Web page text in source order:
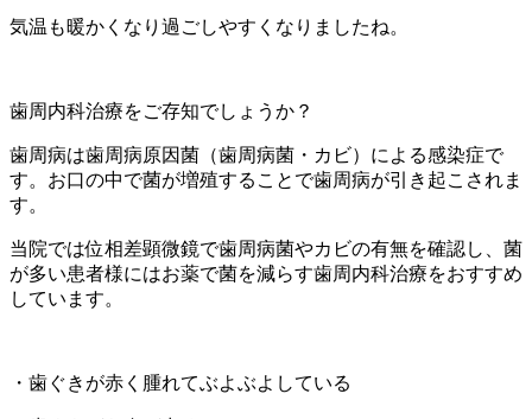
気温も暖かくなり過ごしやすくなりましたね。
歯周内科治療をご存知でしょうか？
歯周病は歯周病原因菌（歯周病菌・カビ）による感染症で
す。お口の中で菌が増殖することで歯周病が引き起こされま
す。
当院では位相差顕微鏡で歯周病菌やカビの有無を確認し、菌
が多い患者様にはお薬で菌を減らす歯周内科治療をおすすめ
しています。
・歯ぐきが赤く腫れてぶよぶよしている